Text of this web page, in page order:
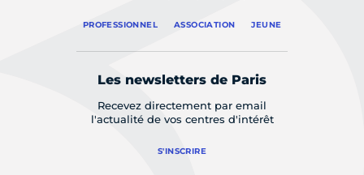
PROFESSIONNEL ASSOCIATION JEUNE
Les newsletters de Paris
Recevez directement par email
l'actualité de vos centres d'intérêt
S'INSCRIRE